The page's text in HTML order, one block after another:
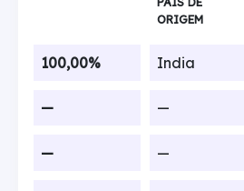
ORIGEM
100,00% India
— —
— —